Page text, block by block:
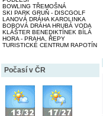
BOWLING TŘEMOŠNÁ
SKI PARK GRUŇ - DISCGOLF
LANOVÁ DRÁHA KAROLINKA
BOBOVÁ DRÁHA HRUBÁ VODA
KLÁŠTER BENEDIKTÍNEK BÍLÁ
HORA - PRAHA, ŘEPY
TURISTICKÉ CENTRUM RAPOTÍN
Počasí v ČR